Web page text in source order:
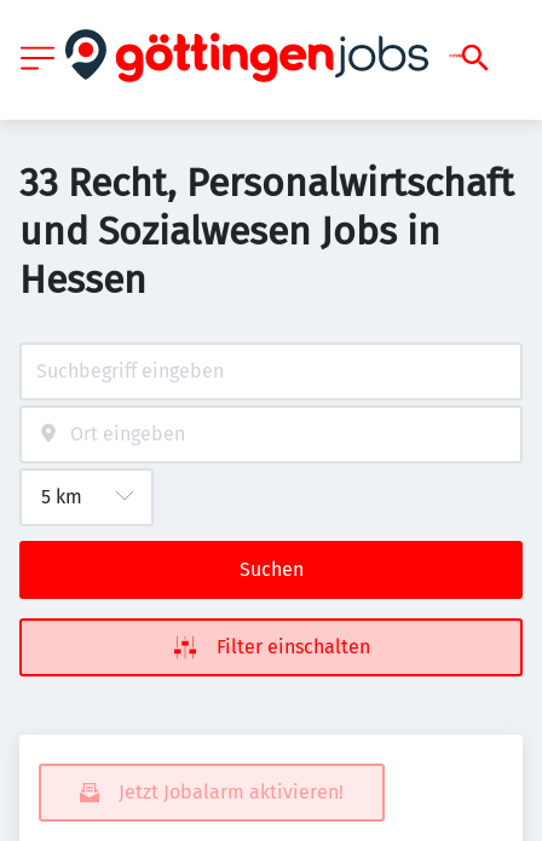
33 Recht, Personalwirtschaft
und Sozialwesen Jobs in
Hessen
Suchen
Filter einschalten
Jetzt Jobalarm aktivieren!